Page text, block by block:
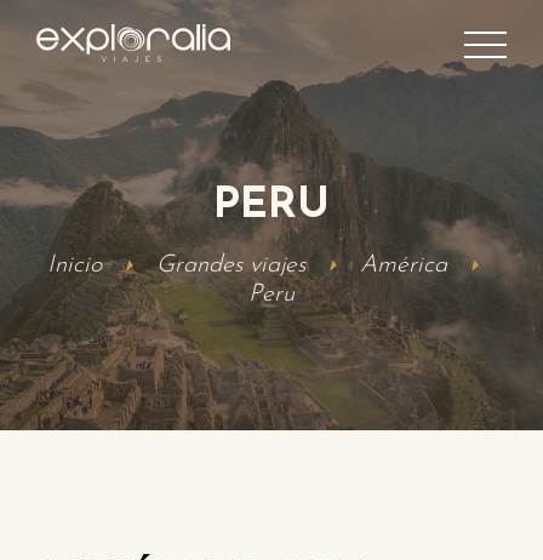
PERU
Inicio Grandes viajes
América
Peru